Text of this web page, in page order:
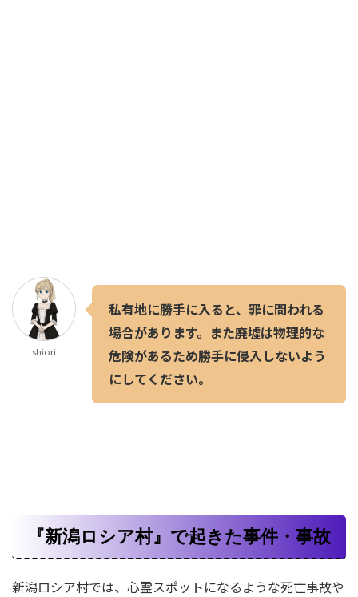
shiori
私有地に勝手に入ると、罪に問われる
場合があります。また廃墟は物理的な
危険があるため勝手に侵入しないよう
にしてください。
『新潟ロシア村』で起きた事件・事故
新潟ロシア村では、心霊スポットになるような死亡事故や